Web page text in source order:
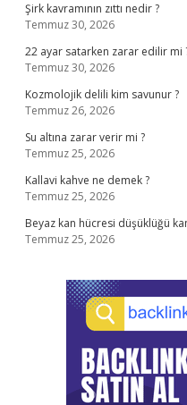
Şirk kavramının zıttı nedir ?
Temmuz 30, 2026
22 ayar satarken zarar edilir mi
Temmuz 30, 2026
Kozmolojik delili kim savunur ?
Temmuz 26, 2026
Su altına zarar verir mi ?
Temmuz 25, 2026
Kallavi kahve ne demek ?
Temmuz 25, 2026
Beyaz kan hücresi düşüklüğü
Temmuz 25, 2026